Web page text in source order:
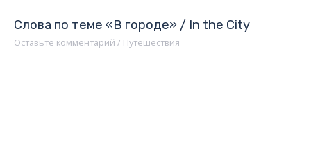
Слова по теме «В городе» / In the City
Оставьте комментарий / Путешествия